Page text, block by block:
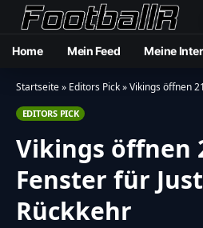
Home Mein Feed Meine
Startseite» Editors Pick»Vikings öffnen 21-
EDITORS PICK
Vikings öffnen
Fenster für
Rückkehr